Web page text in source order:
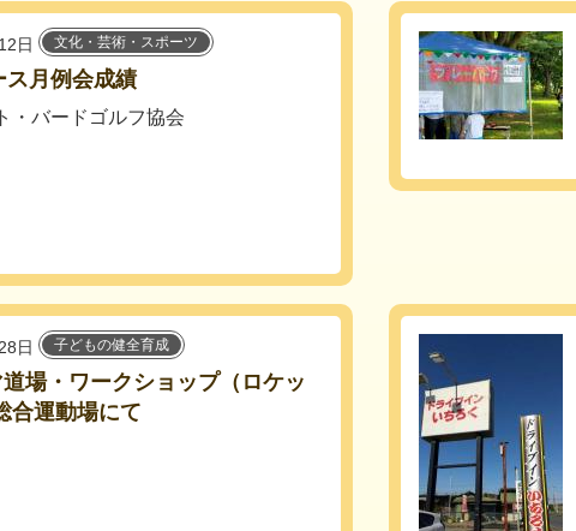
日 文化・芸術・スポーツ
ス月例会成績
・バードゴルフ協会
日 子どもの健全育成
場・ワークショップ（ロケッ
合運動場にて